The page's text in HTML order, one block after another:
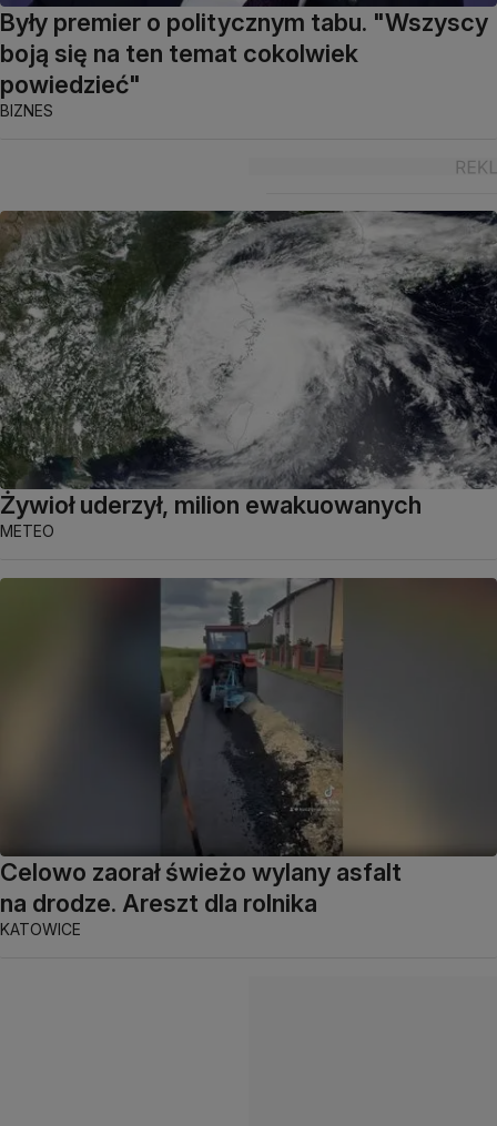
Były premier o politycznym tabu. "Wszyscy
boją się na ten temat cokolwiek
powiedzieć"
BIZNES
Żywioł uderzył, milion ewakuowanych
METEO
Celowo zaorał świeżo wylany asfalt
na drodze. Areszt dla rolnika
KATOWICE